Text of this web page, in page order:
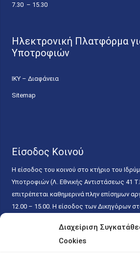
Διαχείριση
Cookies
7.30 – 15.30
Ηλεκτρονική Πλατφόρμα
Υποτροφιών
ΙΚΥ – Διαφάνεια
Sitemap
Είσοδος Κοινού
Η είσοδος του κοινού στο κτήριο του
Υποτροφιών (Λ. Εθνικής Αντιστάσεως 41
επιτρέπεται καθημερινά πλην επίσημων
12.00 – 15.00. Η είσοδος των Δικηγόρων
κάθε εργάσιμη ημέρα και ώρα χωρίς
περιορισμό. Η είσοδος του κοινού ειδικά